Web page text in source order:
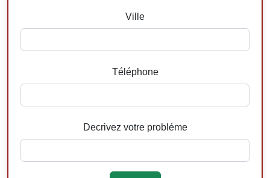
Ville
Téléphone
Decrivez votre probléme